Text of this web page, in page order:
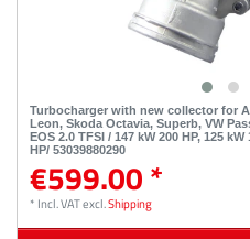
Turbocharger with new collector for
Leon, Skoda Octavia, Superb, VW
EOS 2.0 TFSI / 147 kW 200 HP, 125 kW
HP/ 53039880290
€599.00 *
* Incl. VATexcl.Shipping